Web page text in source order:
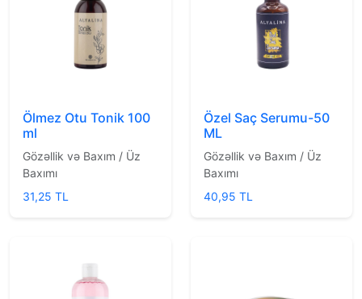
Ölmez Otu Tonik 100
ml
Gözəllik və Baxım / Üz
Baxımı
31,25 TL
Özel Saç Serumu-50
ML
Gözəllik və Baxım / Üz
Baxımı
40,95 TL